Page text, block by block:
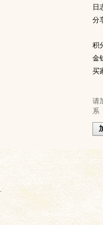
日
分
积
金
买
请
系